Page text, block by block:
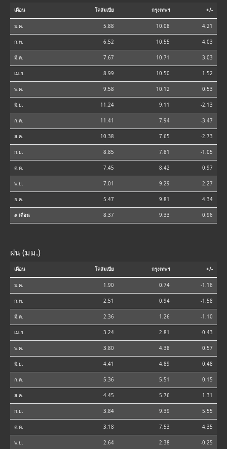
เดือน โคลัมเบีย กรุงเทพฯ +/-
ม.ค. 5.88 10.08 4.21
ก.พ. 6.52 10.55 4.03
มี.ค. 7.67 10.71 3.03
เม.ย. 8.99 10.50 1.52
พ.ค. 9.58 10.12 0.53
มิ.ย. 11.24 9.11 -2.13
ก.ค. 11.41 7.94 -3.47
ส.ค. 10.38 7.65 -2.73
ก.ย. 8.85 7.81 -1.05
ต.ค. 7.45 8.42 0.97
พ.ย. 7.01 9.29 2.27
ธ.ค. 5.47 9.81 4.34
⌀ เดือน 8.37 9.33 0.96
ฝน (มม.)
เดือน โคลัมเบีย กรุงเทพฯ +/-
ม.ค. 1.90 0.74 -1.16
ก.พ. 2.51 0.94 -1.58
มี.ค. 2.36 1.26 -1.10
เม.ย. 3.24 2.81 -0.43
พ.ค. 3.80 4.38 0.57
มิ.ย. 4.41 4.89 0.48
ก.ค. 5.36 5.51 0.15
ส.ค. 4.45 5.76 1.31
ก.ย. 3.84 9.39 5.55
ต.ค. 3.18 7.53 4.35
พ.ย. 2.64 2.38 -0.25